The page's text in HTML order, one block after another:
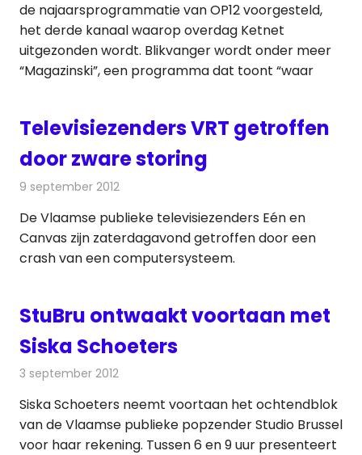
de najaarsprogrammatie van OP12 voorgesteld,
het derde kanaal waarop overdag Ketnet
uitgezonden wordt. Blikvanger wordt onder meer
“Magazinski”, een programma dat toont “waar
Televisiezenders VRT getroffen
door zware storing
9 september 2012
De Vlaamse publieke televisiezenders Eén en
Canvas zijn zaterdagavond getroffen door een
crash van een computersysteem.
StuBru ontwaakt voortaan met
Siska Schoeters
3 september 2012
Siska Schoeters neemt voortaan het ochtendblok
van de Vlaamse publieke popzender Studio Brussel
voor haar rekening. Tussen 6 en 9 uur presenteert